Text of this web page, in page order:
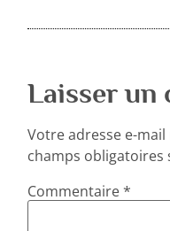
Laisser un
Votre adresse e-
champs
Commentaire*